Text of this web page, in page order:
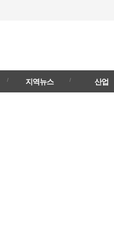
지역뉴스 산업